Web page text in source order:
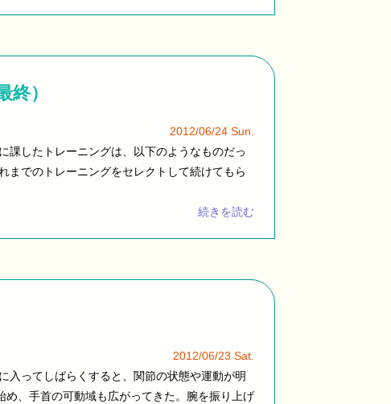
）
2012/06/24 Sun.
課したトレーニングは、以下のようなものだっ
までのトレーニングをセレクトして続けてもら
続きを読む
2012/06/23 Sat.
入ってしばらくすると、関節の状態や運動が明
、手首の可動域も広がってきた。腕を振り上げ